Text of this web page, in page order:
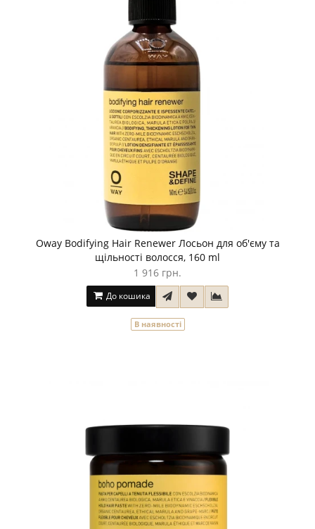
Oway Bodifying Hair Renewer Лосьон для об'єму та
щільності волосся, 160 ml
1 916 грн.
До кошика
В наявності